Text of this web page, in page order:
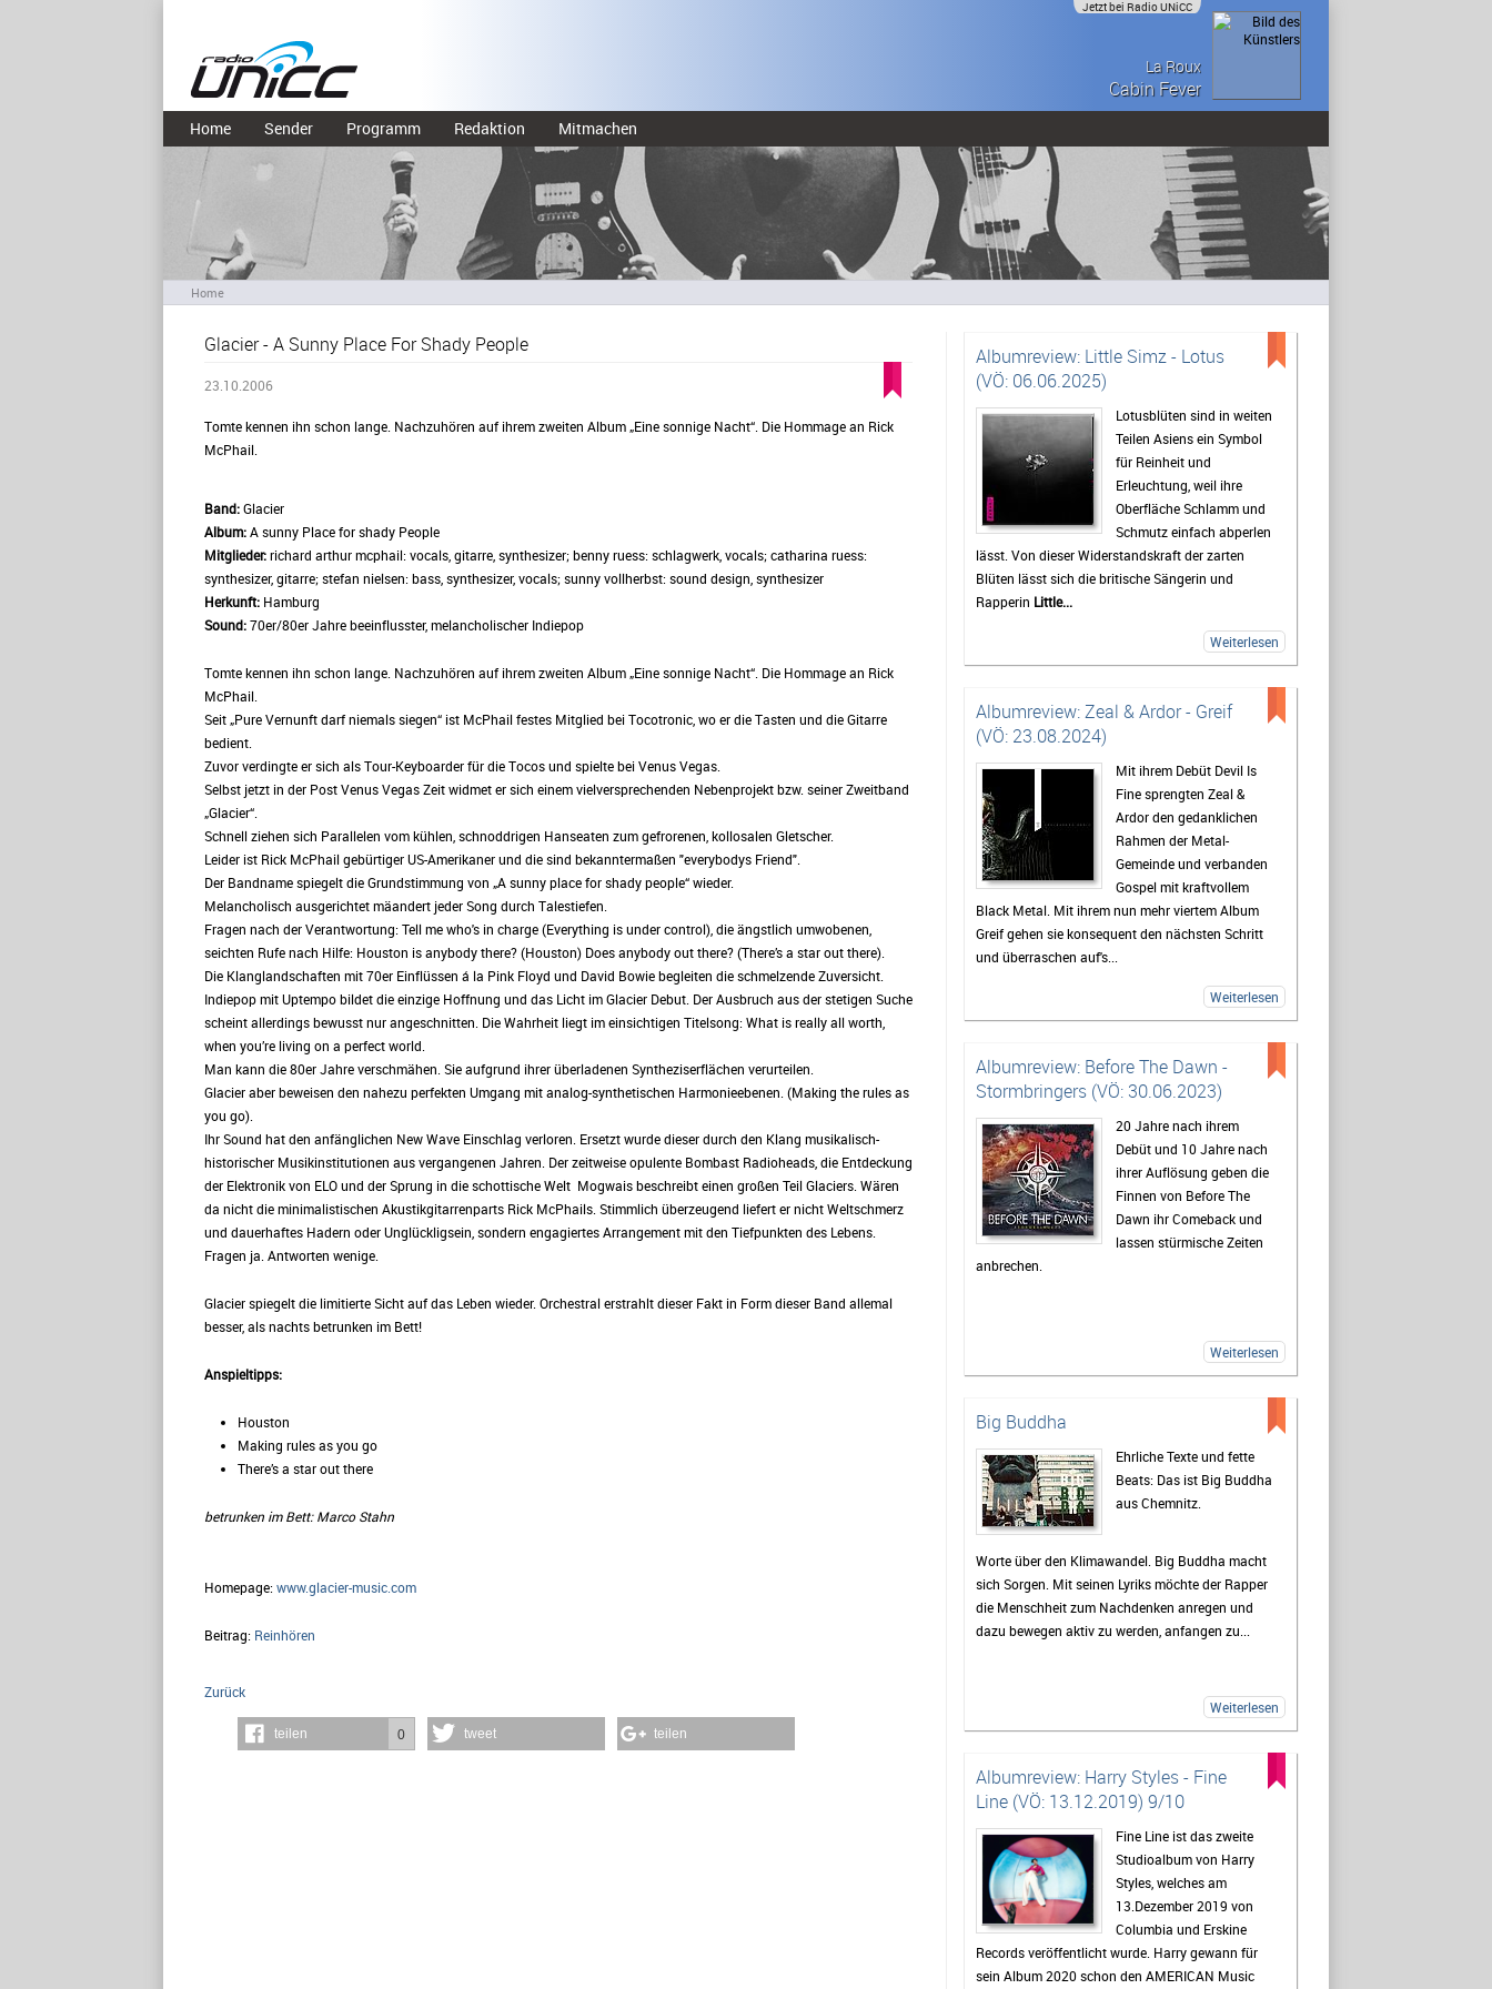
Jetzt bei Radio UNiCC
La Roux
Cabin Fever
Home Sender Programm Redaktion Mitmachen
Home
Glacier - A Sunny Place For Shady People
23.10.2006
Tomte kennen ihn schon lange. Nachzuhören auf ihrem zweiten Album „Eine sonnige Nacht“. Die Hommage an Rick
McPhail.
Band:Glacier
Album:A sunny Place for shady People
Mitglieder:richard arthur mcphail: vocals, gitarre, synthesizer; benny ruess: schlagwerk, vocals; catharina ruess:
synthesizer, gitarre; stefan nielsen: bass, synthesizer, vocals; sunny vollherbst: sound design, synthesizer
Herkunft: Hamburg
Sound:70er/80er Jahre beeinflusster, melancholischer Indiepop
Tomte kennen ihn schon lange. Nachzuhören auf ihrem zweiten Album „Eine sonnige Nacht“. Die Hommage an Rick
McPhail.
Seit „Pure Vernunft darf niemals siegen“ ist McPhail festes Mitglied bei Tocotronic, wo er die Tasten und die Gitarre
bedient.
Zuvor verdingte er sich als Tour-Keyboarder für die Tocos und spielte bei Venus Vegas.
Selbst jetzt in der Post Venus Vegas Zeit widmet er sich einem vielversprechenden Nebenprojekt bzw. seiner Zweitband
„Glacier“.
Schnell ziehen sich Parallelen vom kühlen, schnoddrigen Hanseaten zum gefrorenen, kollosalen Gletscher.
Leider ist Rick McPhail gebürtiger US-Amerikaner und die sind bekanntermaßen "everybodys Friend".
Der Bandname spiegelt die Grundstimmung von „A sunny place for shady people“ wieder.
Melancholisch ausgerichtet mäandert jeder Song durch Talestiefen.
Fragen nach der Verantwortung: Tell me who's in charge (Everything is under control), die ängstlich umwobenen,
seichten Rufe nach Hilfe: Houston is anybody there? (Houston) Does anybody out there? (There’s a star out there).
Die Klanglandschaften mit 70er Einflüssen á la Pink Floyd und David Bowie begleiten die schmelzende Zuversicht.
Indiepop mit Uptempo bildet die einzige Hoffnung und das Licht im Glacier Debut. Der Ausbruch aus der stetigen Suche
scheint allerdings bewusst nur angeschnitten. Die Wahrheit liegt im einsichtigen Titelsong: What is really all worth,
when you’re living on a perfect world.
Man kann die 80er Jahre verschmähen. Sie aufgrund ihrer überladenen Syntheziserflächen verurteilen.
Glacier aber beweisen den nahezu perfekten Umgang mit analog-synthetischen Harmonieebenen. (Making the rules as
you go).
Ihr Sound hat den anfänglichen New Wave Einschlag verloren. Ersetzt wurde dieser durch den Klang musikalisch-
historischer Musikinstitutionen aus vergangenen Jahren. Der zeitweise opulente Bombast Radioheads, die Entdeckung
der Elektronik von ELO und der Sprung in die schottische Welt Mogwais beschreibt einen großen Teil Glaciers. Wären
da nicht die minimalistischen Akustikgitarrenparts Rick McPhails. Stimmlich überzeugend liefert er nicht Weltschmerz
und dauerhaftes Hadern oder Unglückligsein, sondern engagiertes Arrangement mit den Tiefpunkten des Lebens.
Fragen ja. Antworten wenige.
Glacier spiegelt die limitierte Sicht auf das Leben wieder. Orchestral erstrahlt dieser Fakt in Form dieser Band allemal
besser, als nachts betrunken im Bett!
Anspieltipps:
Houston
Making rules as you go
There’s a star out there
betrunken im Bett: Marco Stahn
Homepage:www.glacier-music.com
Beitrag: Reinhören
Zurück
teilen 0 tweet teilen
Albumreview: Little Simz - Lotus
(VÖ: 06.06.2025)
Lotusblüten sind in weiten
Teilen Asiens ein Symbol
für Reinheit und
Erleuchtung, weil ihre
Oberfläche Schlamm und
Schmutz einfach abperlen
lässt. Von dieser Widerstandskraft der zarten
Blüten lässt sich die britische Sängerin und
Rapperin Little...
Weiterlesen
Albumreview: Zeal & Ardor - Greif
(VÖ: 23.08.2024)
Mit ihrem Debüt Devil Is
Fine sprengten Zeal &
Ardor den gedanklichen
Rahmen der Metal-
Gemeinde und verbanden
Gospel mit kraftvollem
Black Metal. Mit ihrem nun mehr viertem Album
Greif gehen sie konsequent den nächsten Schritt
und überraschen auf's...
Weiterlesen
Albumreview: Before The Dawn -
Stormbringers (VÖ: 30.06.2023)
20 Jahre nach ihrem
Debüt und 10 Jahre nach
ihrer Auflösung geben die
Finnen von Before The
Dawn ihr Comeback und
lassen stürmische Zeiten
anbrechen.
Weiterlesen
Big Buddha
Ehrliche Texte und fette
Beats: Das ist Big Buddha
aus Chemnitz.
Worte über den Klimawandel. Big Buddha macht
sich Sorgen. Mit seinen Lyriks möchte der Rapper
die Menschheit zum Nachdenken anregen und
dazu bewegen aktiv zu werden, anfangen zu...
Weiterlesen
Albumreview: Harry Styles - Fine
Line (VÖ: 13.12.2019) 9/10
Fine Line ist das zweite
Studioalbum von Harry
Styles, welches am
13.Dezember 2019 von
Columbia und Erskine
Records veröffentlicht wurde. Harry gewann für
sein Album 2020 schon den AMERICAN Music